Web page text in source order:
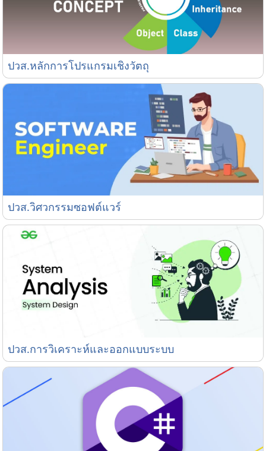
ปวส.หลักการโปรแกรมเชิงวัตถุ
ปวส.หลักการโปรแกรมเชิงวัตถุ
ปวส.วิศวกรรมซอฟต์แวร์
ปวส.วิศวกรรมซอฟต์แวร์
ปวส.การวิเคราะห์และออกแบบระบบ
ปวส.การวิเคราะห์และออกแบบระบบ